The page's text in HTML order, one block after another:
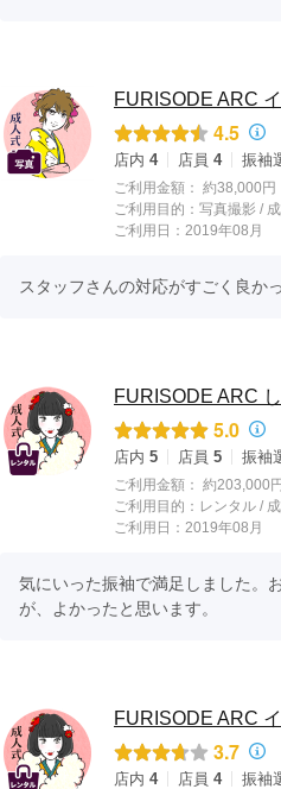
FURISODE ARC
4.5
店内 4 店員 4 振袖
ご利用金額： 約38,000円
ご利用目的： 写真撮影 /
ご利用日：2019年08月
スタッフさんの対応がすごく良か
FURISODE ARC
5.0
店内 5 店員 5 振袖
ご利用金額： 約203,000円
ご利用目的： レンタル /
ご利用日：2019年08月
気にいった振袖で満足しました。
が、よかったと思います。
FURISODE ARC
3.7
店内 4 店員 4 振袖